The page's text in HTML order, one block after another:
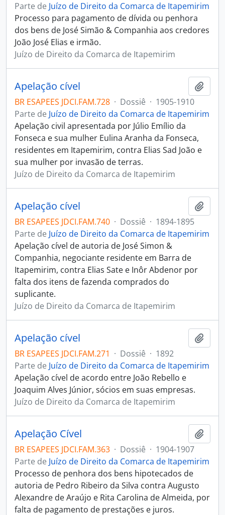
Parte de Juízo de Direito da Comarca de Itapemirim
Processo para pagamento de dívida ou penhora
dos bens de José Simão & Companhia aos credores
João José Elias e irmão.
Juízo de Direito da Comarca de Itapemirim
Apelação cível
BR ESAPEES JDCI.FAM.728 · Dossiê · 1905-1910
Parte de Juízo de Direito da Comarca de Itapemirim
Apelação civil apresentada por Júlio Emílio da
Fonseca e sua mulher Eulina Aranha da Fonseca,
residentes em Itapemirim, contra Elias Sad João e
sua mulher por invasão de terras.
Juízo de Direito da Comarca de Itapemirim
Apelação cível
BR ESAPEES JDCI.FAM.740 · Dossiê · 1894-1895
Parte de Juízo de Direito da Comarca de Itapemirim
Apelação cível de autoria de José Simon &
Companhia, negociante residente em Barra de
Itapemirim, contra Elias Sate e Inôr Abdenor por
falta dos itens de fazenda comprados do
suplicante.
Juízo de Direito da Comarca de Itapemirim
Apelação cível
BR ESAPEES JDCI.FAM.271 · Dossiê · 1892
Parte de Juízo de Direito da Comarca de Itapemirim
Apelação cível de acordo entre João Rebello e
Joaquim Alves Júnior, sócios em suas empresas.
Juízo de Direito da Comarca de Itapemirim
Apelação Cível
BR ESAPEES JDCI.FAM.363 · Dossiê · 1904-1907
Parte de Juízo de Direito da Comarca de Itapemirim
Processo de penhora dos bens hipotecados de
autoria de Pedro Ribeiro da Silva contra Augusto
Alexandre de Araújo e Rita Carolina de Almeida, por
falta de pagamento de prestações e juros.